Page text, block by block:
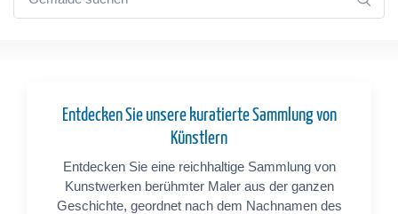
Entdecken Sie unsere kuratierte Sammlung von
Künstlern
Entdecken Sie eine reichhaltige Sammlung von
Kunstwerken berühmter Maler aus der ganzen
Geschichte, geordnet nach dem Nachnamen des